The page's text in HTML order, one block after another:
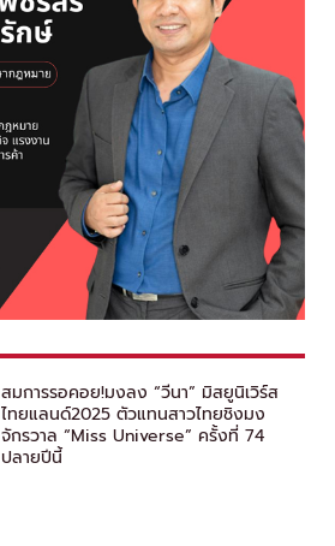
สมการรอคอย!มงลง “วีนา” มิสยูนิเวิร์ส
ไทยแลนด์2025 ตัวแทนสาวไทยชิงมง
จักรวาล “Miss Universe” ครั้งที่ 74
ปลายปีนี้